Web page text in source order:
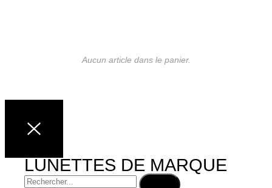
Aucun article dans le panier.
LUNETTES DE MARQUE